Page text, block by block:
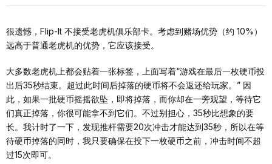
很遗憾，Flip-It 不接受老虎机俱乐部卡。考虑到赌场优势（约 10%）
远高于普通老虎机的优势，它应该接受。
大多数老虎机上都会贴着一张标签，上面写着“游戏在最后一枚硬币投
出后35秒结束。超过此时间后掉落的硬币将不会返还给玩家。” 因
此，如果一批硬币摇摇欲坠，即将掉落，而你却在一旁观望，等待它
们真正掉落，你很可能拿不到它们。不过别担心，35秒比想象的要
长。我计时了一下，发现推杆需要20次冲击才能达到35秒，所以在等
待硬币掉落的同时，我只要确保在投下一枚硬币之前，冲击时间不超
过15次即可。